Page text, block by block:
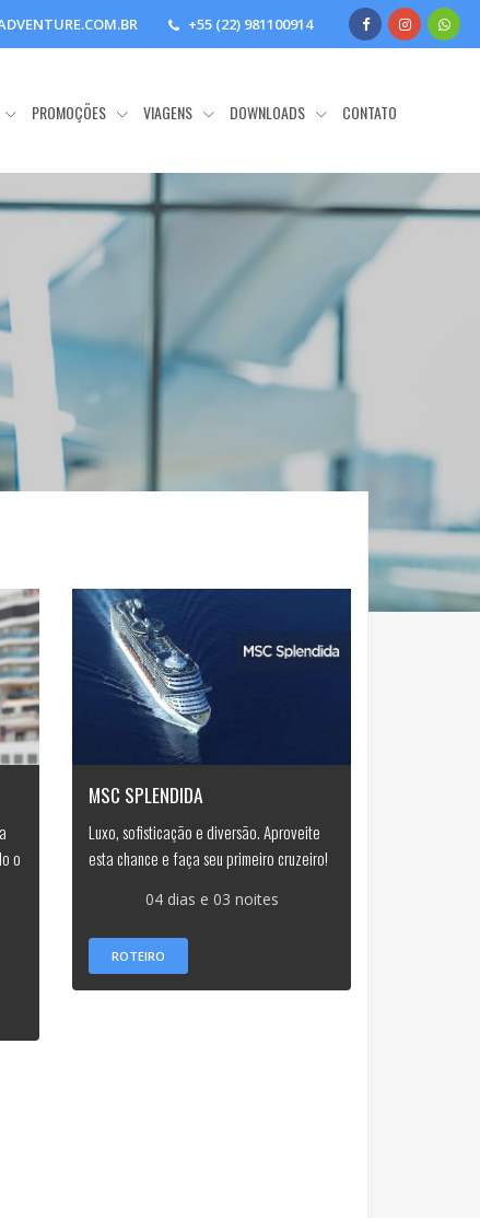
+55 (22) 981100914
PROMOÇÕES VIAGENS DOWNLOADS CONTATO
o
MSC SPLENDIDA
Luxo, sofisticação e diversão. Aproveite
esta chance e faça seu primeiro cruzeiro!
04 dias e 03 noites
ROTEIRO